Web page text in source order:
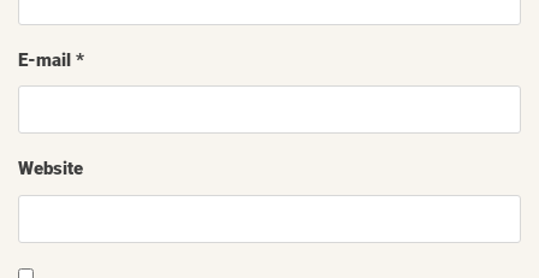
E-mail *
Website